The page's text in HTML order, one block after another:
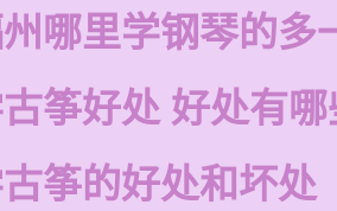
哪里学钢琴的多
筝好处 好处有哪
筝的好处和坏处